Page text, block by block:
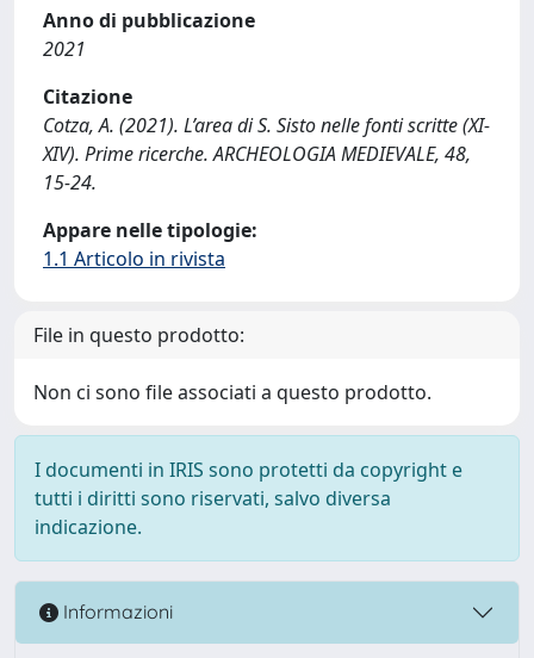
Anno di pubblicazione
2021
Citazione
Cotza, A. (2021). L’area di S. Sisto nelle fonti scritte (XI-
XIV). Prime ricerche. ARCHEOLOGIA MEDIEVALE, 48,
15-24.
Appare nelle tipologie:
1.1 Articolo in rivista
File in questo prodotto:
Non ci sono file associati a questo prodotto.
I documenti in IRIS sono protetti da copyright e
tutti i diritti sono riservati, salvo diversa
indicazione.
Informazioni